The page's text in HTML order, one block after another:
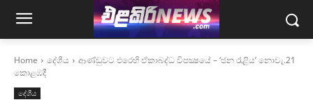
Home දේශීය
ආණ්ඩුවට එරෙහි ඒකාබද්ධ විපක්‍ෂයේ – ‘ජන රැළිය’ නොවැ.21
කොළඹදී
දේශීය